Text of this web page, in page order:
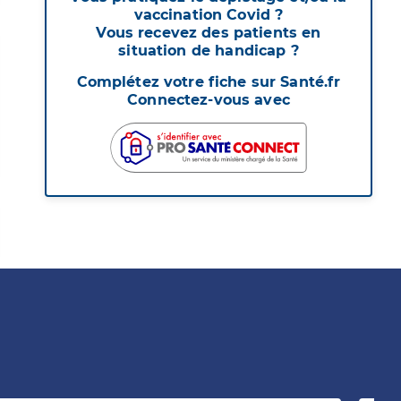
vaccination Covid ?
Vous recevez des patients en
situation de handicap ?
Complétez votre fiche sur Santé.fr
Connectez-vous avec